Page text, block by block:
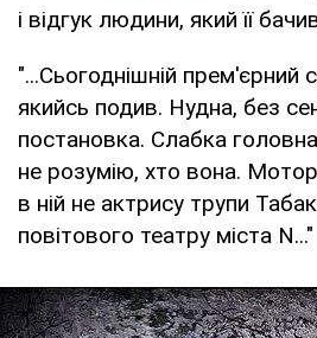
і відгук людини, який її
"...Сьогоднішній прем'єрний
якийсь подив. Нудна, без
постановка. Слабка головна
не розумію, хто вона.
в ній не актрису трупи
повітового театру міста N..."